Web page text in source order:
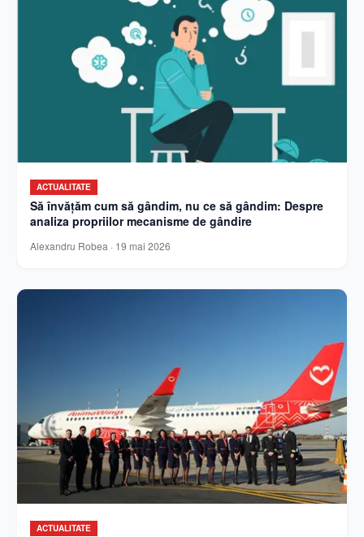
ACTUALITATE
Să învățăm cum să gândim, nu ce să gândim: Despre
analiza propriilor mecanisme de gândire
Alexandru Robea · 19 mai 2026
ACTUALITATE